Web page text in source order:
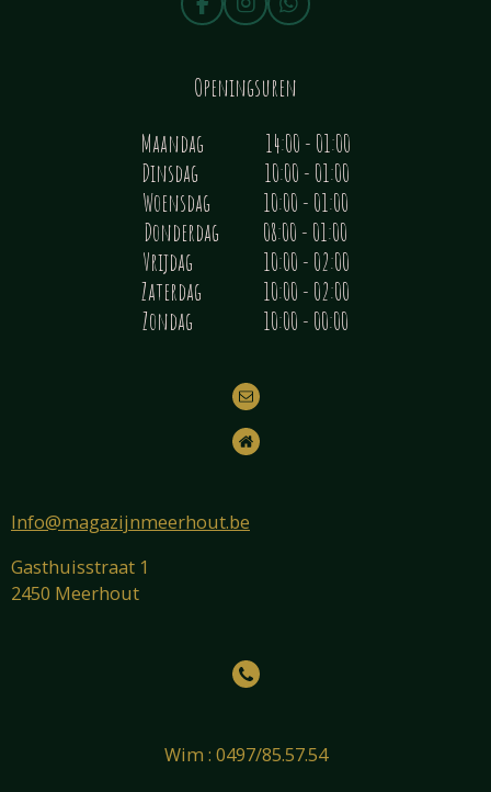
F
a
b
o
k
I
n
a
W
h
s
p
p
Openingsuren
Maandag 14:00 - 01:00
Dinsdag 10:00 - 01:00
Woensdag 10:00 - 01:00
Donderdag 08:00 - 01:00
Vrijdag 10:00 - 02:00
Zaterdag 10:00 - 02:00
Zondag 10:00 - 00:00
Info@magazijnmeerhout.be
Gasthuisstraat 1
2450 Meerhout
Wim : 0497/85.57.54